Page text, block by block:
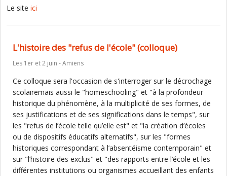
Le site ici
L'histoire des "refus de l'école" (colloque)
Les 1er et 2 juin - Amiens
Ce colloque sera l'occasion de s'interroger sur le décrochage
scolairemais aussi le "homeschooling" et "à la profondeur
historique du phénomène, à la multiplicité de ses formes, de
ses justifications et de ses significations dans le temps", sur
les "refus de l’école telle qu’elle est" et "la création d’écoles
ou de dispositifs éducatifs alternatifs", sur les "formes
historiques correspondant à l’absentéisme contemporain" et
sur "l’histoire des exclus" et "des rapports entre l’école et les
différentes institutions ou organismes accueillant des enfants